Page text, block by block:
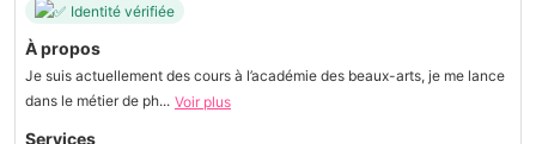
Identité vérifiée
À propos
Je suis actuellement des cours à l’académie des beaux-arts, je me lance
dans le métier de ph... Voir plus
Services